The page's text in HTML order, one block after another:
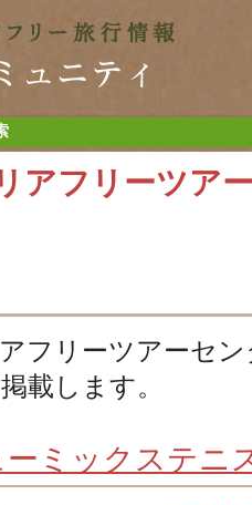
アフリーツア
フリーツアーセ
載します。
ミックステニ